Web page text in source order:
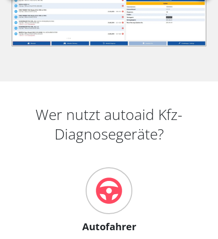
Wer nutzt autoaid Kfz-
Diagnosegeräte?
Autofahrer